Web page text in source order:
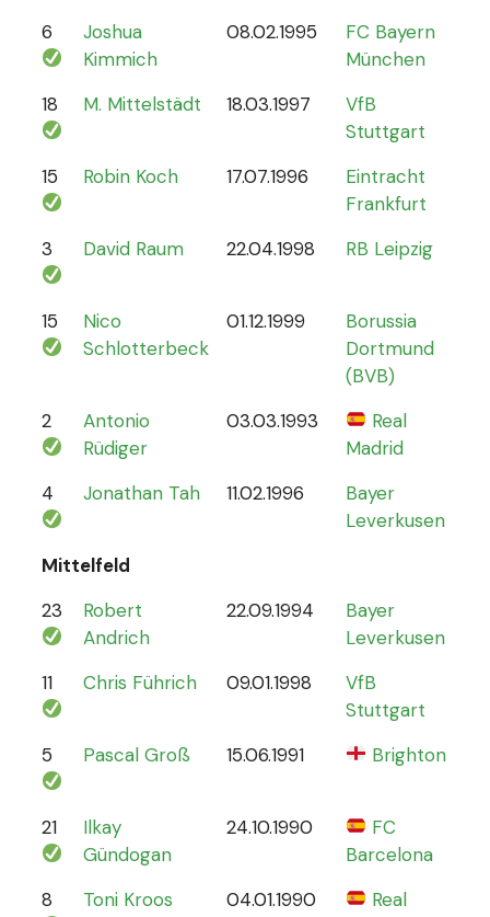
6
Joshua
Kimmich
08.02.1995
FC Bayern
München
18 M. Mittelstädt 18.03.1997
VfB
Stuttgart
15 Robin Koch 17.07.1996
Eintracht
Frankfurt
3 David Raum 22.04.1998 RB Leipzig
15
Nico
Schlotterbeck
01.12.1999
Borussia
Dortmund
(BVB)
2
Antonio
Rüdiger
03.03.1993
Real
Madrid
4 Jonathan Tah 11.02.1996
Bayer
Leverkusen
Mittelfeld
23
Robert
Andrich
22.09.1994
Bayer
Leverkusen
11 Chris Führich 09.01.1998
VfB
Stuttgart
5 Pascal Groß 15.06.1991 Brighton
21
Ilkay
Gündogan
24.10.1990
FC
Barcelona
8 Toni Kroos 04.01.1990
Real